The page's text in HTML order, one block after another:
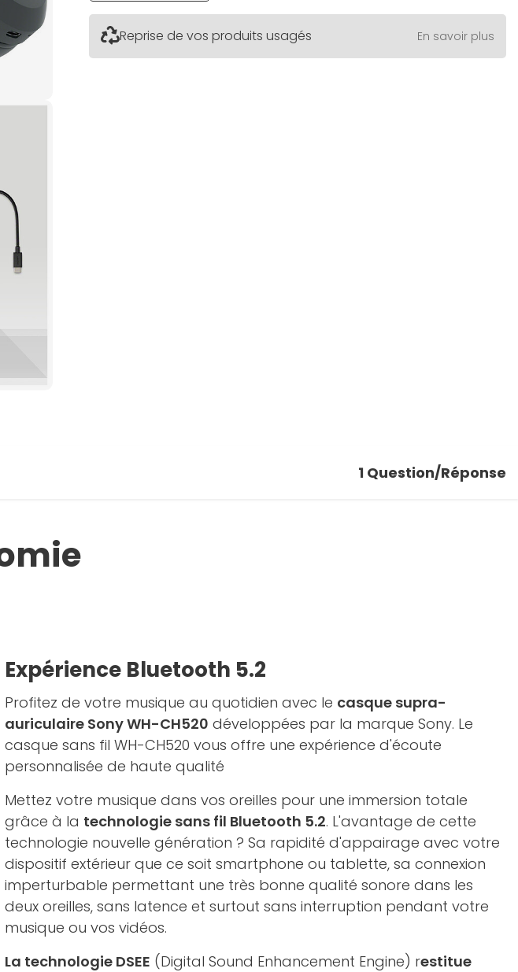
Reprise de vos produits usagés En savoir plus
1 Question/Réponse
Expérience Bluetooth 5.2
Profitez de votre musique au quotidien avec le casque supra-
auriculaire Sony WH-CH520 développées par la marque Sony. Le
casque sans fil WH-CH520 vous offre une expérience d'écoute
personnalisée de haute qualité
Mettez votre musique dans vos oreilles pour une immersion totale
grâce à la technologie sans fil Bluetooth 5.2. L'avantage de cette
technologie nouvelle génération ? Sa rapidité d'appairage avec votre
dispositif extérieur que ce soit smartphone ou tablette, sa connexion
imperturbable permettant une très bonne qualité sonore dans les
deux oreilles, sans latence et surtout sans interruption pendant votre
musique ou vos vidéos.
La technologie DSEE (Digital Sound Enhancement Engine) restitue